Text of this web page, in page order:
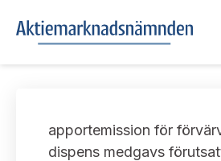
Om oss
UTTALANDEN
apportemission för
dispens medgavs